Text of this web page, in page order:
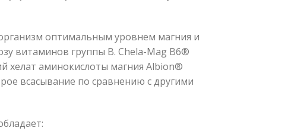
оптимальным уровнем магния и
витаминов группы В. Chela-Mag B6®
хелат аминокислоты магния Albion®
всасывание по сравнению с другими